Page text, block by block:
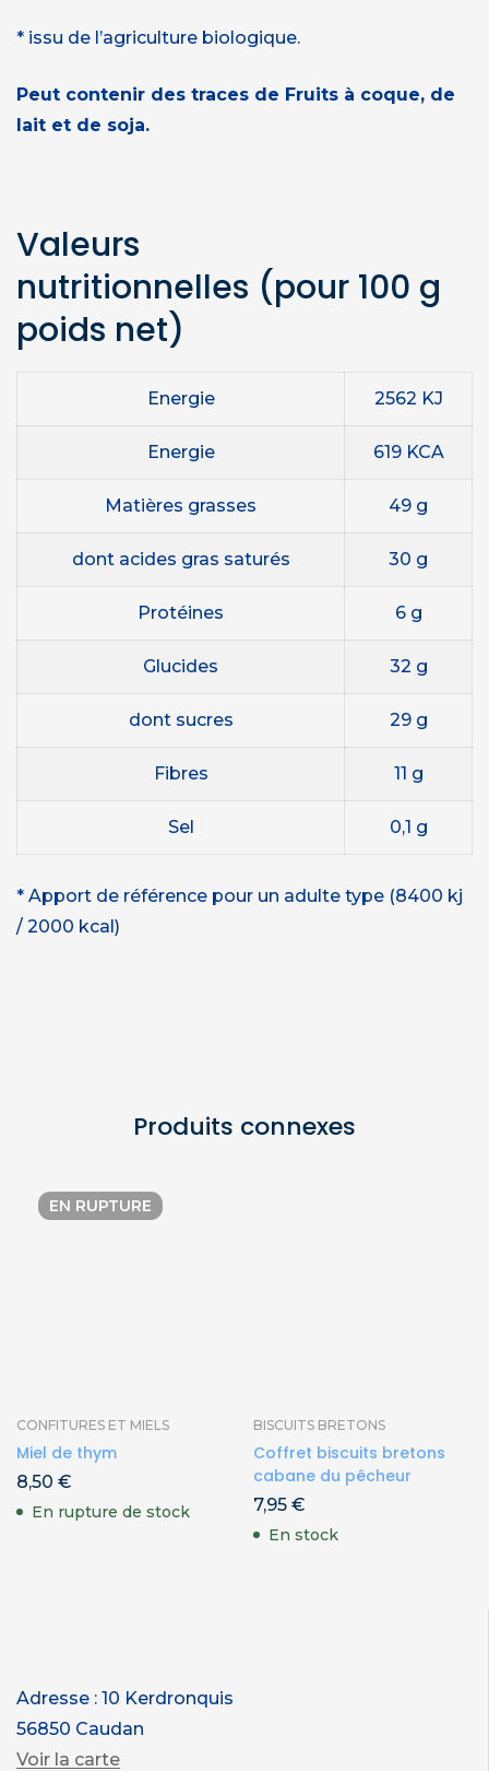
* issu de l’agriculture biologique.
Peut contenir des traces de Fruits à coque, de
lait et de soja.
Valeurs
nutritionnelles (pour 100 g
poids net)
Energie 2562 KJ
Energie 619 KCA
Matières grasses 49 g
dont acides gras saturés 30 g
Protéines 6 g
Glucides 32 g
dont sucres 29 g
Fibres 11 g
Sel 0,1 g
* Apport de référence pour un adulte type (8400 kj
/ 2000 kcal)
Produits connexes
EN RUPTURE
CONFITURES ET MIELS
Miel de thym
8,50 €
En rupture de stock
BISCUITS BRETONS
Coffret biscuits bretons
cabane du pêcheur
7,95 €
En stock
Adresse : 10 Kerdronquis
56850 Caudan
Voir la carte